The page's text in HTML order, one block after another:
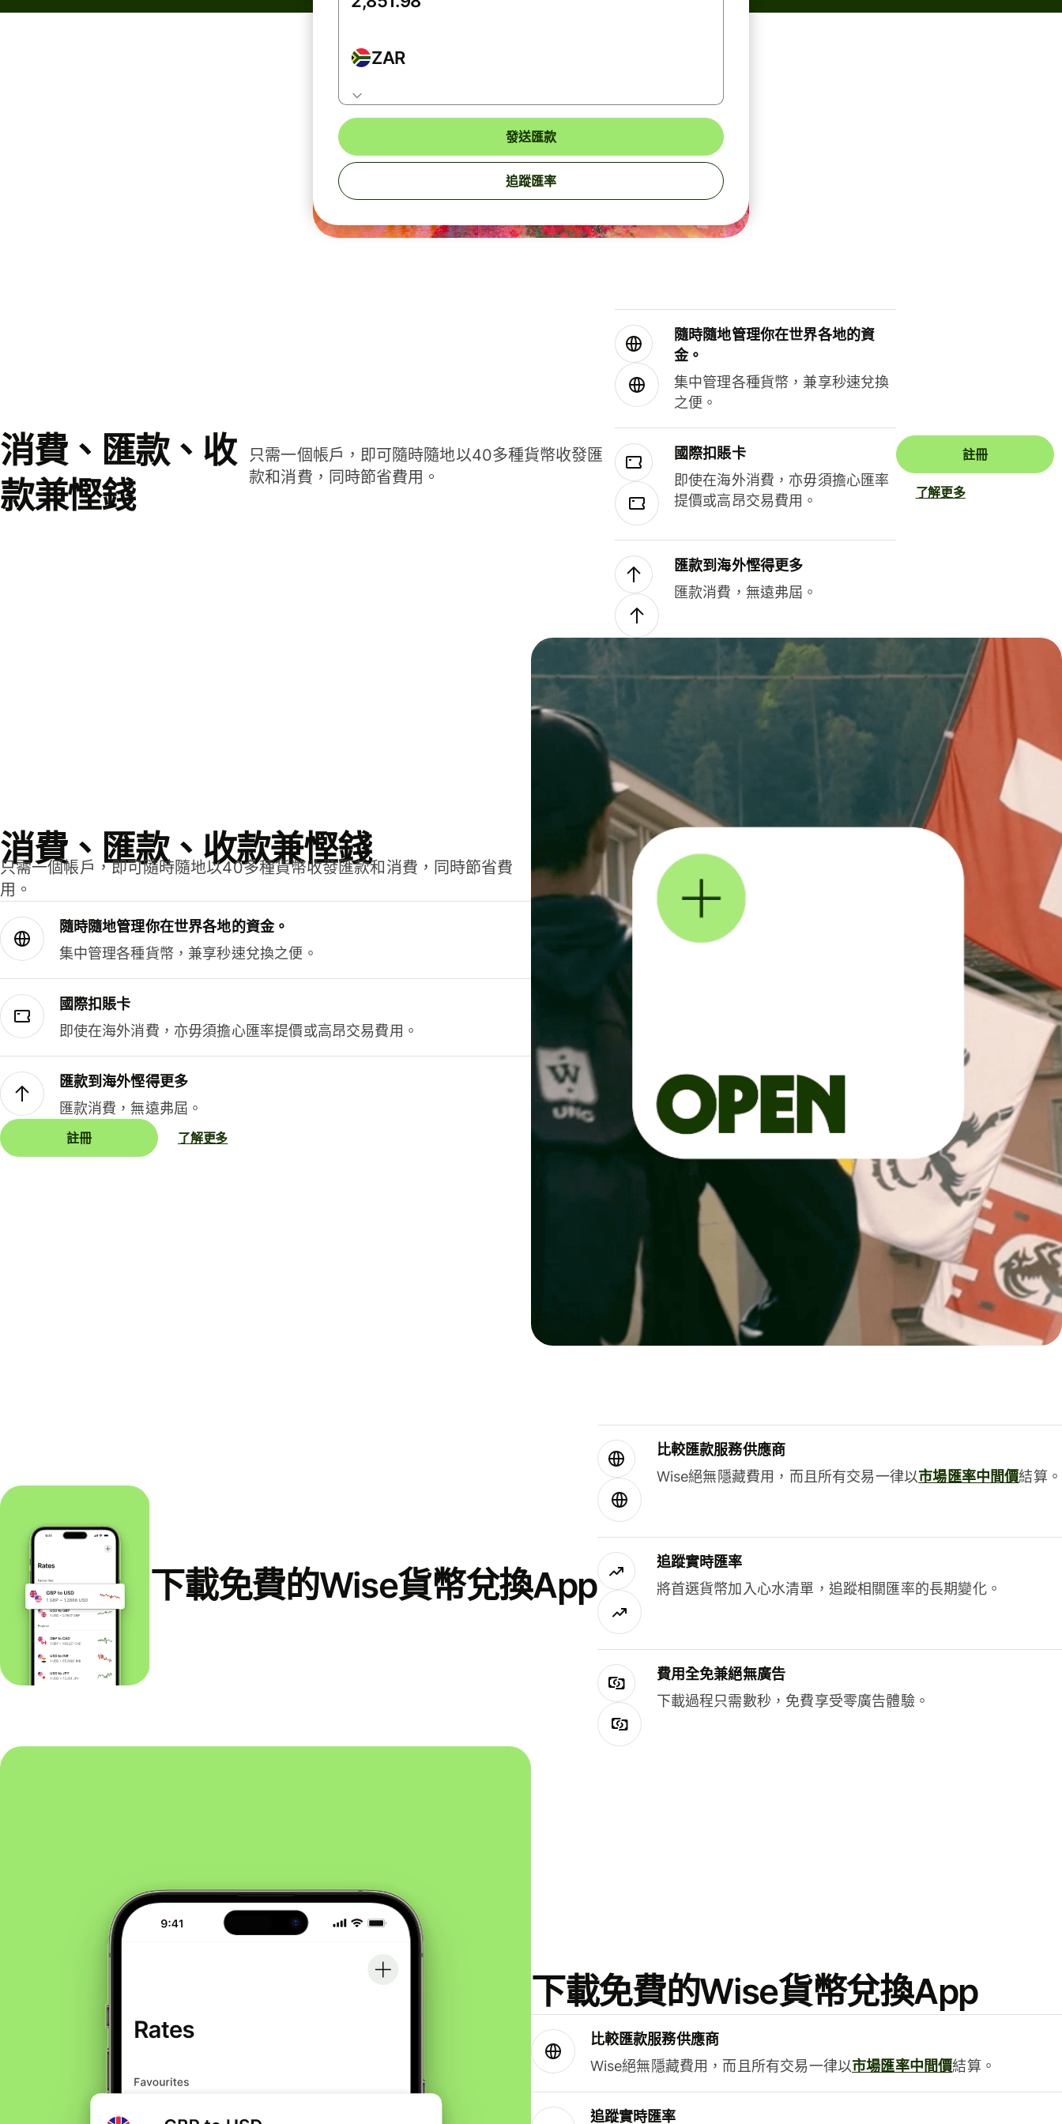
ZAR
發送匯款
追蹤匯率
消費、匯款、收
款兼慳錢
只需一個帳戶，即可隨時隨地以40多種貨幣收發匯
款和消費，同時節省費用。
隨時隨地管理你在世界各地的資
金。
集中管理各種貨幣，兼享秒速兌換
之便。
國際扣賬卡
即使在海外消費，亦毋須擔心匯率
提價或高昂交易費用。
匯款到海外慳得更多
匯款消費，無遠弗屆。
註冊
了解更多
消費、匯款、收款兼慳錢
只需一個帳戶，即可隨時隨地以40多種貨幣收發匯款和消費，同時節省費
用。
隨時隨地管理你在世界各地的資金。
集中管理各種貨幣，兼享秒速兌換之便。
國際扣賬卡
即使在海外消費，亦毋須擔心匯率提價或高昂交易費用。
匯款到海外慳得更多
匯款消費，無遠弗屆。
註冊 了解更多
下載免費的Wise貨幣兌換App
比較匯款服務供應商
Wise絕無隱藏費用，而且所有交易一律以市場匯率中間價結算。
追蹤實時匯率
將首選貨幣加入心水清單，追蹤相關匯率的長期變化。
費用全免兼絕無廣告
下載過程只需數秒，免費享受零廣告體驗。
下載免費的Wise貨幣兌換App
比較匯款服務供應商
Wise絕無隱藏費用，而且所有交易一律以市場匯率中間價結算。
追蹤實時匯率